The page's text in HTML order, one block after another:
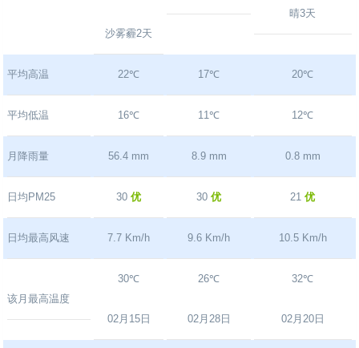
沙雾霾2天
晴3天
平均高温 22℃ 17℃ 20℃
平均低温 16℃ 11℃ 12℃
月降雨量 56.4 mm 8.9 mm 0.8 mm
日均PM25 30优 30优 21优
日均最高风速 7.7 Km/h 9.6 Km/h 10.5 Km/h
该月最高温度
30℃
02月15日
26℃
02月28日
32℃
02月20日